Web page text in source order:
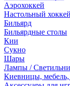
Аэрохоккей
Настольный хоккей
Бильярд
Бильярдные столы
Кии
Сукно
Шары
Лампы /
Киевницы, мебель,